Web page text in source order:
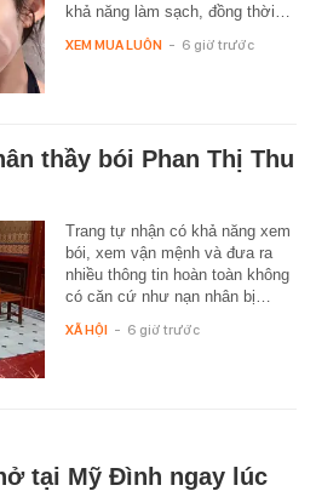
khả năng làm sạch, đồng thời…
XEM MUA LUÔN - 6 giờ trước
thầy bói Phan Thị Thu
Trang tự nhận có khả năng xem
bói, xem vận mệnh và đưa ra
nhiều thông tin hoàn toàn không
có căn cứ như nạn nhân bị…
XÃ HỘI - 6 giờ trước
tại Mỹ Đình ngay lúc